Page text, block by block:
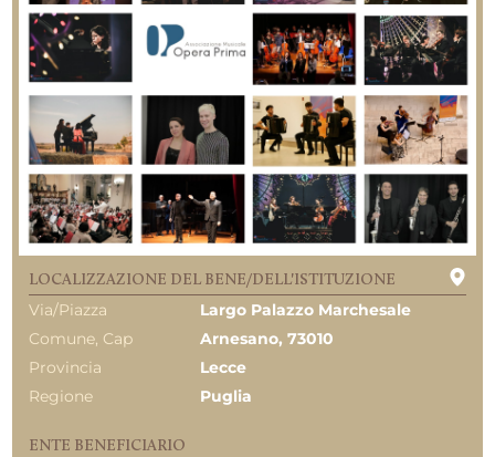
LOCALIZZAZIONE DEL BENE/DELL'ISTITUZIONE
Via/Piazza
Largo Palazzo Marchesale
Comune, Cap
Arnesano, 73010
Provincia
Lecce
Regione
Puglia
ENTE BENEFICIARIO